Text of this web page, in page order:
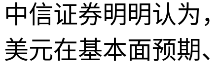
中信证券明明认为
美元在基本面预期